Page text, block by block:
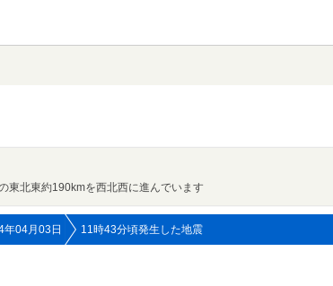
東北東約190kmを西北西に進んでいます
年04月03日 11時43分頃発生した地震